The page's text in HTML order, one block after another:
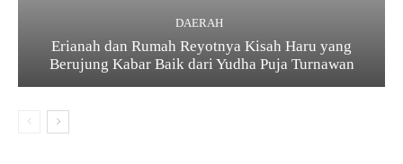
DAERAH
Erianah dan Rumah Reyotnya Kisah Haru yang
Berujung Kabar Baik dari Yudha Puja Turnawan